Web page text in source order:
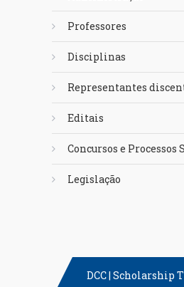
Professores
Disciplinas
Representantes
Editais
Concursos e Processos
Legislação
DCC| Scholarship